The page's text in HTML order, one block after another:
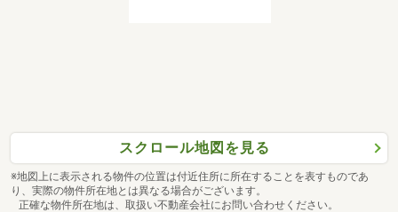
スクロール地図を見る
※地図上に表示される物件の位置は付近住所に所在することを表すものであ
り、実際の物件所在地とは異なる場合がございます。
正確な物件所在地は、取扱い不動産会社にお問い合わせください。